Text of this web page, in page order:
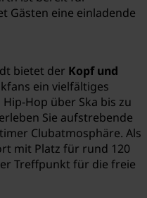
Gästen eine einladende
bietet der Kopf und
ein vielfältiges
Hop über Ska bis zu
Sie aufstrebende
Clubatmosphäre. Als
mit Platz für rund 120
Treffpunkt für die freie